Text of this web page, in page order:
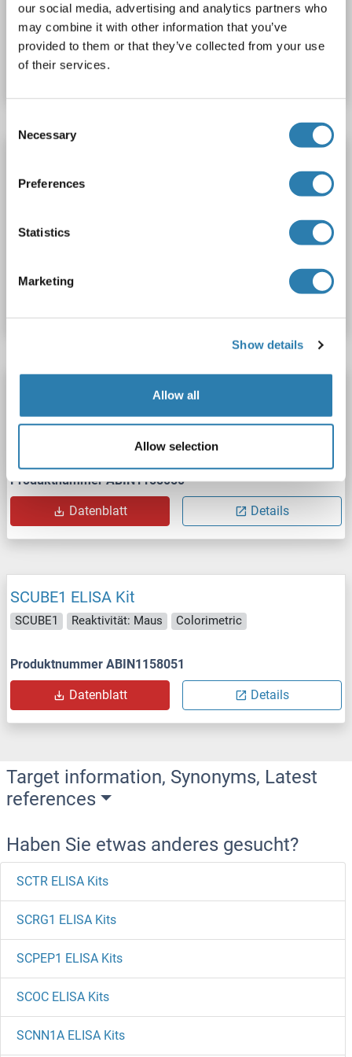
our social media, advertising and analytics partners who
may combine it with other information that you’ve
provided to them or that they’ve collected from your use
of their services.
Selection
Necessary
Preferences
Statistics
Marketing
Show details
Allow all
Allow selection
Produktnummer ABIN2951404
Datenblatt
SCUBE1 Reaktivität: Human
Plasma, Serum, Tissue Homogenate
SCUBE1
Produktnummer ABIN1158050
Datenblatt Details
SCUBE1 ELISA Kit
SCUBE1 Reaktivität: Maus Colorimetric
Produktnummer ABIN1158051
Datenblatt Details
Target information, Synonyms, Latest
references
Haben Sie etwas anderes gesucht?
SCTR ELISA Kits
SCRG1 ELISA Kits
SCPEP1 ELISA Kits
SCOC ELISA Kits
SCNN1A ELISA Kits